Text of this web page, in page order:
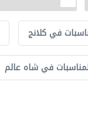
في كلانج
في شاه عالم